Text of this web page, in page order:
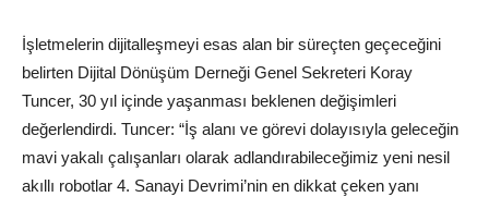
İşletmelerin dijitalleşmeyi esas alan bir süreçten geçeceğini
belirten Dijital Dönüşüm Derneği Genel Sekreteri Koray
Tuncer, 30 yıl içinde yaşanması beklenen değişimleri
değerlendirdi. Tuncer: “İş alanı ve görevi dolayısıyla geleceğin
mavi yakalı çalışanları olarak adlandırabileceğimiz yeni nesil
akıllı robotlar 4. Sanayi Devrimi’nin en dikkat çeken yanı